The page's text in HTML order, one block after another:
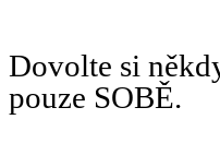
Dovolte si
pouze SOBĚ.